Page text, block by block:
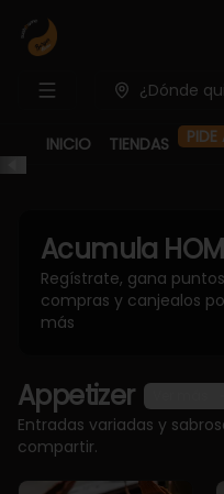
¿Dónde
INICIO TIENDAS PIDE
Acumula
Regístrate, gana
compras y canjealos
más
Appetizer
Entradas variadas y
compartir.